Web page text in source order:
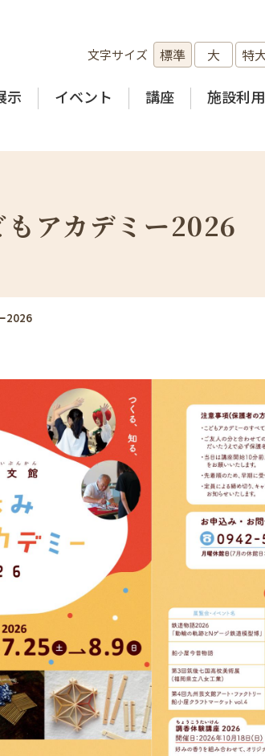
文字サイズ 標準 大 特
示 イベント 講座 施設利
もアカデミー2026
2026